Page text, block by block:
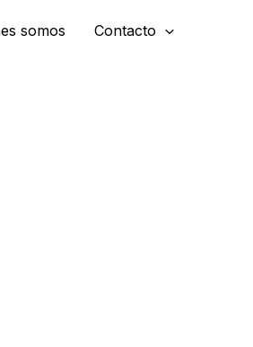
somos Contacto